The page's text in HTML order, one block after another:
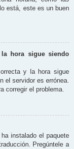
está, este es un buen
hora sigue siendo
y la hora sigue
el servidor es errónea.
corregir el problema.
instalado el paquete
Pregúntele a